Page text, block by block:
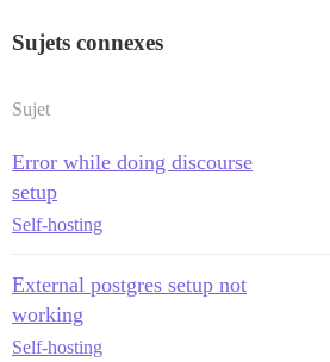
Sujets connexes
Sujet
Error while doing discourse
setup
Self-hosting
External postgres setup not
working
Self-hosting